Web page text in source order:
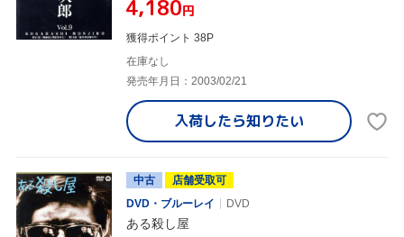
¥4,180円
獲得ポイント 38P
在庫なし
発売年月日：2003/02/21
入荷したら知りたい
中古
店舗受取可
DVD・ブルーレイ
DVD
ある殺し屋